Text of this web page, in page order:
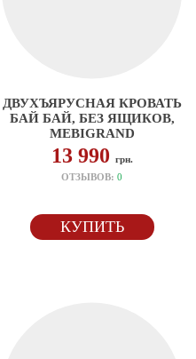
ДВУХЪЯРУСНАЯ КРОВАТЬ
БАЙ БАЙ, БЕЗ ЯЩИКОВ,
MEBIGRAND
13 990 грн.
ОТЗЫВОВ:0
КУПИТЬ